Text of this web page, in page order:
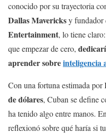
conocido por su trayectoria
Dallas Mavericksy fundador
Entertainment, lo tiene
que empezar de cero,
aprender sobre
Con una fortuna estimada por
de dólares, Cuban se define
ha tenido algo entre manos.
reflexionó sobre qué haría si